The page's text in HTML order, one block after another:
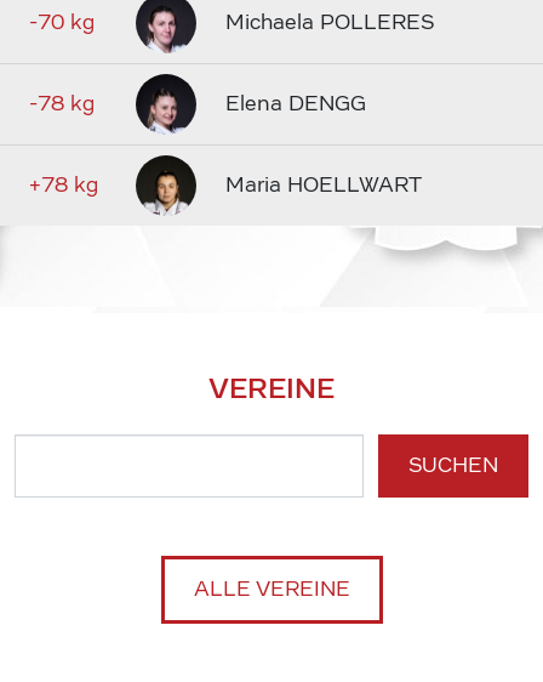
-70 kg Michaela POLLERES
-78 kg Elena DENGG
+78 kg Maria HOELLWART
VEREINE
SUCHEN
ALLE VEREINE